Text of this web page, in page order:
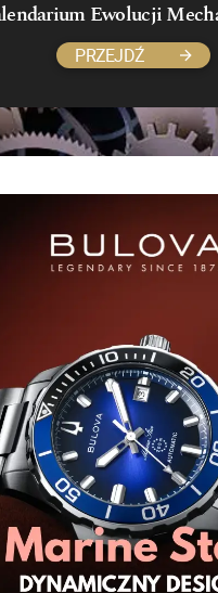
Ewolucji
PRZEJDŹ